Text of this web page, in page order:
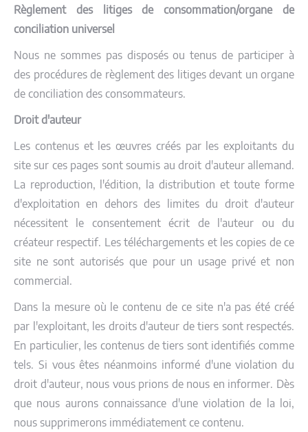
Règlement des litiges de consommation/organe de
conciliation universel
Nous ne sommes pas disposés ou tenus de participer à
des procédures de règlement des litiges devant un organe
de conciliation des consommateurs.
Droit d'auteur
Les contenus et les œuvres créés par les exploitants du
site sur ces pages sont soumis au droit d'auteur allemand.
La reproduction, l'édition, la distribution et toute forme
d'exploitation en dehors des limites du droit d'auteur
nécessitent le consentement écrit de l'auteur ou du
créateur respectif. Les téléchargements et les copies de ce
site ne sont autorisés que pour un usage privé et non
commercial.
Dans la mesure où le contenu de ce site n'a pas été créé
par l'exploitant, les droits d'auteur de tiers sont respectés.
En particulier, les contenus de tiers sont identifiés comme
tels. Si vous êtes néanmoins informé d'une violation du
droit d'auteur, nous vous prions de nous en informer. Dès
que nous aurons connaissance d'une violation de la loi,
nous supprimerons immédiatement ce contenu.